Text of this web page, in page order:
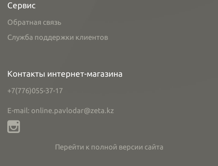
Сервис
Обратная связь
Служба поддержки клиентов
Контакты интернет-магазина
+7(776)055-37-17
E-mail: online.pavlodar@zeta.kz
Перейти к полной версии сайта